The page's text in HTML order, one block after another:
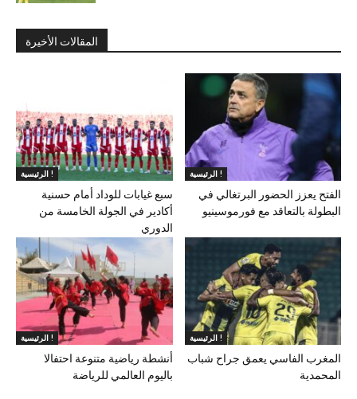
المقالات الأخيرة
الرئيسية !
سبع غيابات للوداد أمام حسنية
أكادير في الجولة الخامسة من
الدوري
الرئيسية !
الفتح يعزز الحضور البرتغالي في
البطولة بالتعاقد مع فورموسينيو
الرئيسية !
أنشطة رياضية متنوعة احتفالا
باليوم العالمي للرياضة
الرئيسية !
المغرب الفاسي يعمق جراح شباب
المحمدية